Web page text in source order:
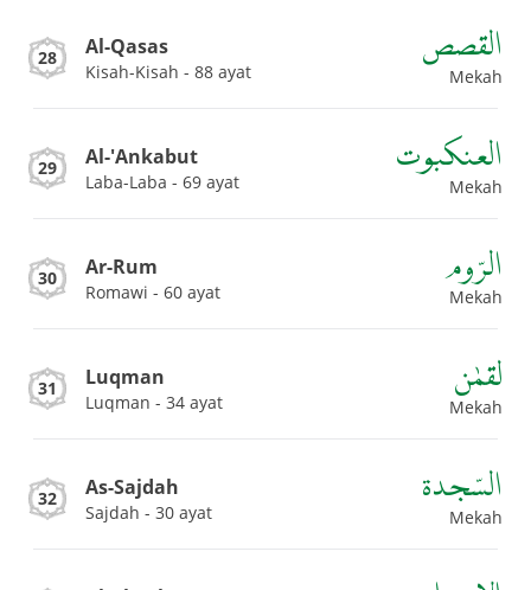
28 Al-Qasas
Kisah-Kisah - 88 ayat
القصص
Mekah
29 Al-'Ankabut
Laba-Laba - 69 ayat
العنكبوت
Mekah
30 Ar-Rum
Romawi - 60 ayat
الرّوم
Mekah
31 Luqman
Luqman - 34 ayat
لقمٰن
Mekah
32 As-Sajdah
Sajdah - 30 ayat
السّجدة
Mekah